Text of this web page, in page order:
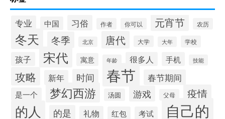
专业 中国 习俗 作者 你可以 元宵节 农历
冬天 冬季 北京 唐代 大学 大年 学校
孩子 宋代 寓意 年龄 很多人 手机 技能
攻略 新年 时间 春节 春节期间
是一个 梦幻西游 汤圆 游戏 父母 疫情
的人 的是 礼物 红包 考试 自己的